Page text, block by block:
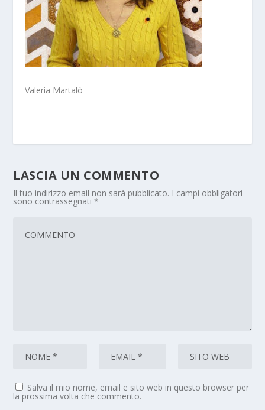
Valeria Martalò
LASCIA UN COMMENTO
Il tuo indirizzo email non sarà pubblicato. I campi obbligatori
sono contrassegnati*
Salva il mio nome, email e sito web in questo browser per
la prossima volta che commento.